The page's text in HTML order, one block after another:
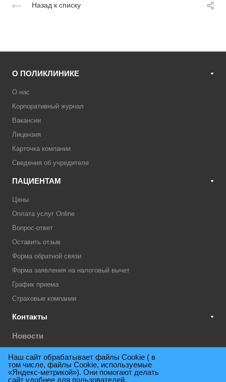
Назад к списку
О ПОЛИКЛИНИКЕ
О нас
Корпоративный журнал
Вакансии
Лицензия
Карточка компании
Сведения об учредителе
ПАЦИЕНТАМ
Цены
Оплата услуг Online
Вопрос-ответ
Оставить отзыв
Форма обратной связи
Форма заявления на налоговый вычет
График приема
Страховые компании
Контакты
Новости
Техническая поддержка
Наш сайт обрабатывает файлы Cookie ( в
том числе, файлы Cookie, используемые
«Яндекс-метрикой»). Они помогают делать
сайт удобнее для пользователей.